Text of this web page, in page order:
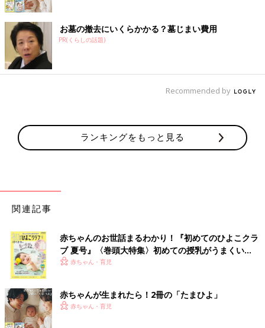
しめそうです♪
一目惚れ靴が可愛すぎる！
出典：Instagramアカウント「niconico.yc」
niconico.ycさんの一目惚れアイテムはこちらの靴です。親子それ
お墓の撤去にいくらかかる？墓じまい費用
PR(くらしの話題)
Recommended by
ランキングをもっと見る
関連記事
赤ちゃんのお世話まるわかり！『初めてのひよこクラ
ブ 夏号』〈巻頭大特集〉初めての授乳がうまくい
く！ おっぱい・ミルクの基本と夏のトラブル 解決テ
赤ちゃん・育児
赤ちゃんが生まれたら！2冊の「たまひよ」
赤ちゃん・育児